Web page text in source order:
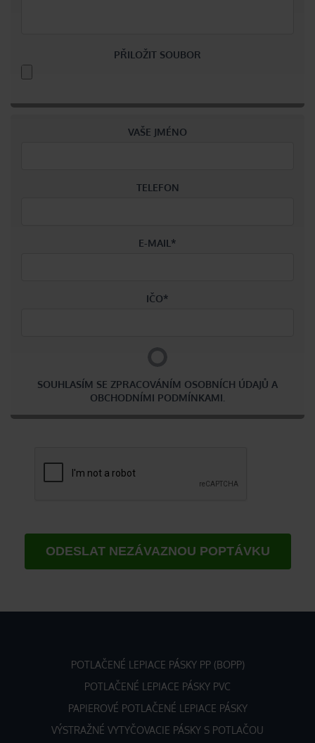
PŘILOŽIT SOUBOR
VAŠE JMÉNO
TELEFON
E-MAIL *
IČO*
SOUHLASÍM SE ZPRACOVÁNÍM OSOBNÍCH ÚDAJŮ A
OBCHODNÍMI PODMÍNKAMI.
POTLAČENÉ LEPIACE PÁSKY PP (BOPP)
POTLAČENÉ LEPIACE PÁSKY PVC
PAPIEROVÉ POTLAČENÉ LEPIACE PÁSKY
VÝSTRAŽNÉ VYTYČOVACIE PÁSKY S POTLAČOU